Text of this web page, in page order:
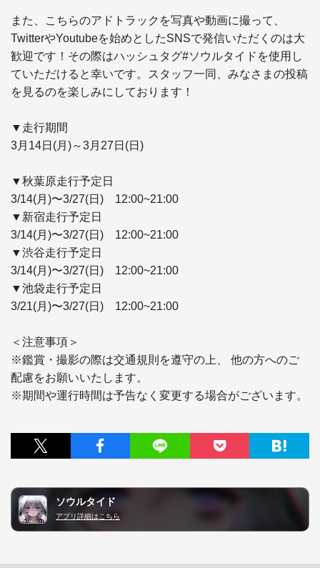
また、こちらのアドトラックを写真や動画に撮って、
TwitterやYoutubeを始めとしたSNSで発信いただくのは大
歓迎です！その際はハッシュタグ#ソウルタイドを使用し
ていただけると幸いです。スタッフ一同、みなさまの投稿
を見るのを楽しみにしております！
▼走行期間
3月14日(月)～3月27日(日)
▼秋葉原走行予定日
3/14(月)〜3/27(日)　12:00~21:00
▼新宿走行予定日
3/14(月)〜3/27(日)　12:00~21:00
▼渋谷走行予定日
3/14(月)〜3/27(日)　12:00~21:00
▼池袋走行予定日
3/21(月)〜3/27(日)　12:00~21:00
＜注意事項＞
※鑑賞・撮影の際は交通規則を遵守の上、 他の方へのご
配慮をお願いいたします。
ソウルタイド
アプリ詳細はこちら